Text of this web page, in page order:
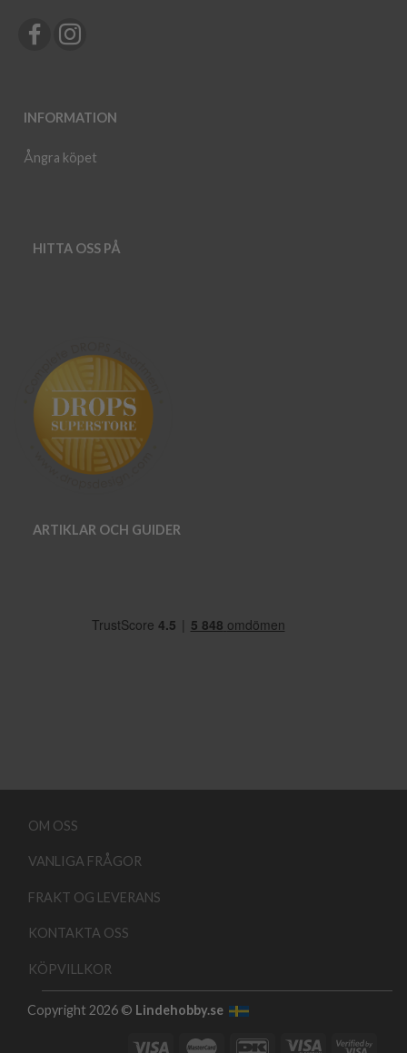
INFORMATION
Ångra köpet
HITTA OSS PÅ
ARTIKLAR OCH GUIDER
OM OSS
VANLIGA FRÅGOR
FRAKT OG LEVERANS
KONTAKTA OSS
KÖPVILLKOR
Copyright 2026 © Lindehobby.se